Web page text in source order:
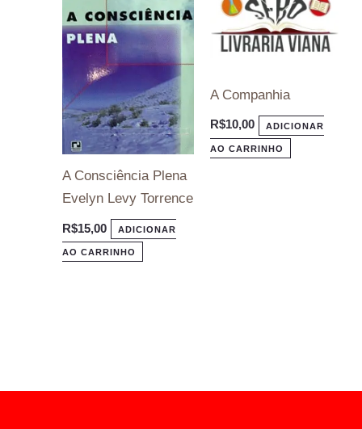
A Consciência Plena
Evelyn Levy Torrence
R$15,00 ADICIONAR
AO CARRINHO
A Companhia
R$10,00 ADICIONAR
AO CARRINHO